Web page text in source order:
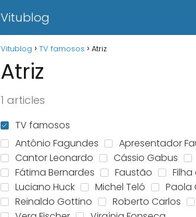
Vitublog
Vitublog TV famosos Atriz
Atriz
1 articles
TV famosos
Antônio Fagundes
Apresentador
Cantor Leonardo
Cássio Gabus
Fátima Bernardes
Faustão
Luciano Huck
Michel Teló Paola
Reinaldo Gottino
Roberto Carlos